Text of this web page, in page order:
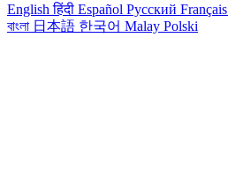
English हिंदी Español Русский Français
বাংলা 日本語 한국어 Malay Polski